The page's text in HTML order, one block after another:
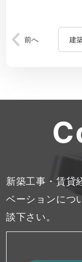
前へ 建
新築工事・賃貸
ベーションにつ
談下さい。